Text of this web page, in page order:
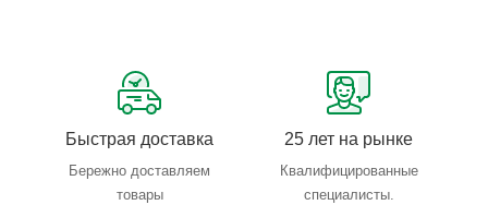
Тройной весовой контроль: въезд, погрузка, выезд
Быстрая доставка
Бережно доставляем
товары
25 лет на рынке
Квалифицированные
специалисты.